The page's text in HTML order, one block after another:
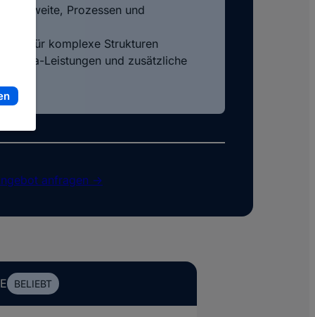
Prozessen und
für komplexe Strukturen
Media-Leistungen und zusätzliche
anfragen ->
BELIEBT